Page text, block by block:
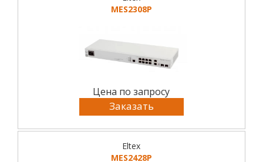
MES2308P
Цена по запросу
Заказать
Eltex
MES2428P